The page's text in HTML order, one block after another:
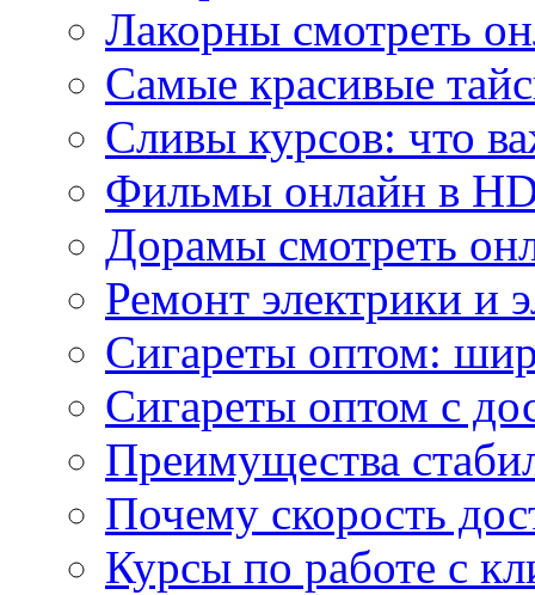
Лакорны смотреть
Самые красивые
Сливы курсов: что
Фильмы онлайн в
Дорамы смотреть
Ремонт электрики и
Сигареты оптом:
Сигареты оптом с
Преимущества
Почему скорость
Курсы по работе с